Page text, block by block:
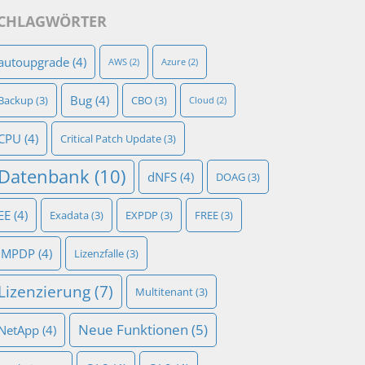
(4) AWS (2) Azure (2)
(3) Bug (4) CBO(3) Cloud (2)
(4) Critical Patch Update(3)
(10) dNFS (4) DOAG(3)
(4) Exadata(3) EXPDP (3) FREE(3)
(4) Lizenzfalle(3)
(7) Multitenant(3)
(4) Neue Funktionen (5)